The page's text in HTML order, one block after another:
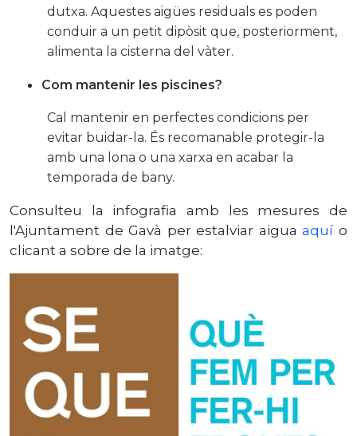
dutxa. Aquestes aigües residuals es poden
conduir a un petit dipòsit que, posteriorment,
alimenta la cisterna del vàter.
Com mantenir les piscines?
Cal mantenir en perfectes condicions per
evitar buidar-la. És recomanable protegir-la
amb una lona o una xarxa en acabar la
temporada de bany.
Consulteu la infografia amb les mesures de
l'Ajuntament de Gavà per estalviar aiguaaquí o
clicant a sobre de la imatge: